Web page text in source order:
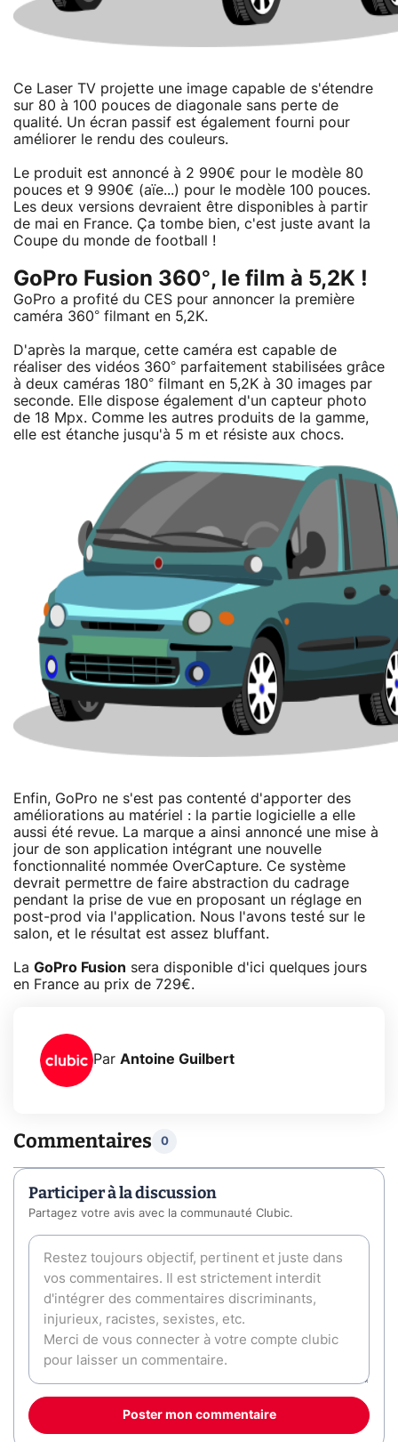
Ce Laser TV projette une image capable de s'étendre
sur 80 à 100 pouces de diagonale sans perte de
qualité. Un écran passif est également fourni pour
améliorer le rendu des couleurs.
Le produit est annoncé à 2 990€ pour le modèle 80
pouces et 9 990€ (aïe...) pour le modèle 100 pouces.
Les deux versions devraient être disponibles à partir
de mai en France. Ça tombe bien, c'est juste avant la
Coupe du monde de football !
GoPro Fusion 360°, le film à 5,2K !
GoPro a profité du CES pour annoncer la première
caméra 360° filmant en 5,2K.
D'après la marque, cette caméra est capable de
réaliser des vidéos 360° parfaitement stabilisées grâce
à deux caméras 180° filmant en 5,2K à 30 images par
seconde. Elle dispose également d'un capteur photo
de 18 Mpx. Comme les autres produits de la gamme,
elle est étanche jusqu'à 5 m et résiste aux chocs.
Enfin, GoPro ne s'est pas contenté d'apporter des
améliorations au matériel : la partie logicielle a elle
aussi été revue. La marque a ainsi annoncé une mise à
jour de son application intégrant une nouvelle
fonctionnalité nommée OverCapture. Ce système
devrait permettre de faire abstraction du cadrage
pendant la prise de vue en proposant un réglage en
post-prod via l'application. Nous l'avons testé sur le
salon, et le résultat est assez bluffant.
La GoPro Fusion sera disponible d'ici quelques jours
en France au prix de 729€.
Par Antoine Guilbert
Commentaires 0
Participer à la discussion
Partagez votre avis avec la communauté Clubic.
Poster mon commentaire